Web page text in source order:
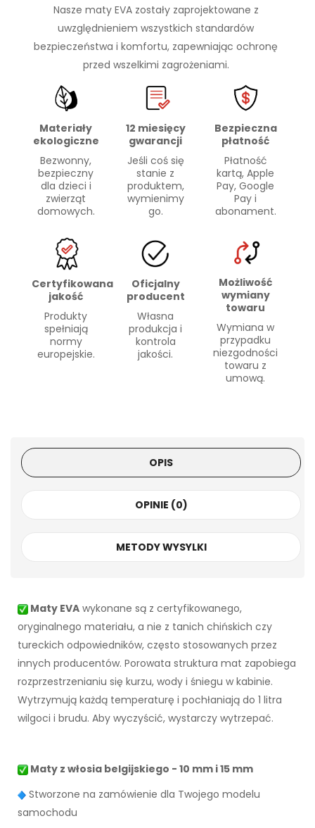
Nasze maty EVA zostały zaprojektowane z
uwzględnieniem wszystkich standardów
bezpieczeństwa i komfortu, zapewniając ochronę
przed wszelkimi zagrożeniami.
Materiały
ekologiczne
Bezwonny,
bezpieczny
dla dzieci i
zwierząt
domowych.
12 miesięcy
gwarancji
Jeśli coś się
stanie z
produktem,
wymienimy
go.
Bezpieczna
płatność
Płatność
kartą, Apple
Pay, Google
Pay i
abonament.
Certyfikowana
jakość
Produkty
spełniają
normy
europejskie.
Oficjalny
producent
Własna
produkcja i
kontrola
jakości.
Możliwość
wymiany
towaru
Wymiana w
przypadku
niezgodności
towaru z
umową.
OPIS
OPINIE (0)
METODY WYSYLKI
Maty EVA wykonane są z certyfikowanego,
oryginalnego materiału, a nie z tanich chińskich czy
tureckich odpowiedników, często stosowanych przez
innych producentów. Porowata struktura mat zapobiega
rozprzestrzenianiu się kurzu, wody i śniegu w kabinie.
Wytrzymują każdą temperaturę i pochłaniają do 1 litra
wilgoci i brudu. Aby wyczyścić, wystarczy wytrzepać.
Maty z włosia belgijskiego - 10 mm i 15 mm
Stworzone na zamówienie dla Twojego modelu
samochodu